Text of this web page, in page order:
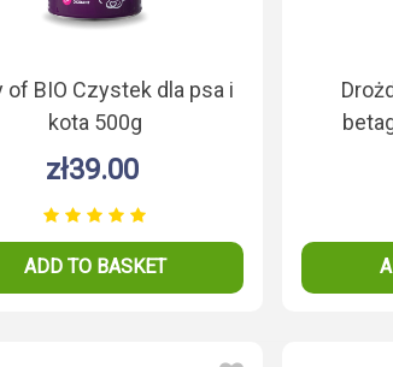
of BIO Czystek dla psa i
kota 500g
zł39.00
ADD TO BASKET